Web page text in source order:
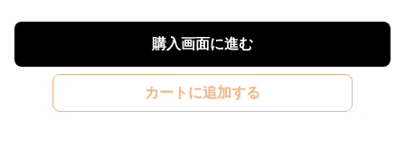
購入画面に進む
カートに追加する